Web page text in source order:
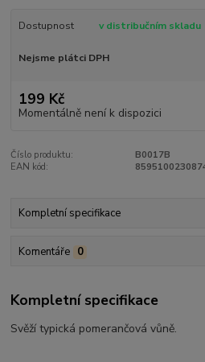
Dostupnost v distribučním skladu
Nejsme plátci DPH
199 Kč
Momentálně není k dispozici
Číslo produktu:
B0017B
EAN kód:
Kompletní specifikace
Komentáře 0
Kompletní specifikace
Svěží typická pomerančová vůně.